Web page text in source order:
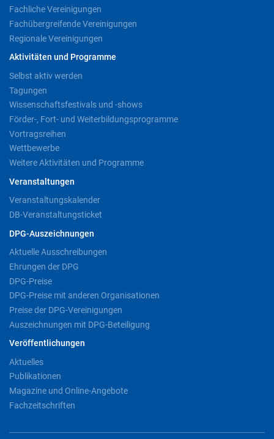
Fachliche Vereinigungen
Fachübergreifende Vereinigungen
Regionale Vereinigungen
Aktivitäten und Programme
Selbst aktiv werden
Tagungen
Wissenschaftsfestivals und -shows
Förder-, Fort- und Weiterbildungsprogramme
Vortragsreihen
Wettbewerbe
Weitere Aktivitäten und Programme
Veranstaltungen
Veranstaltungskalender
DB-Veranstaltungsticket
DPG-Auszeichnungen
Aktuelle Ausschreibungen
Ehrungen der DPG
DPG-Preise
DPG-Preise mit anderen Organisationen
Preise der DPG-Vereinigungen
Auszeichnungen mit DPG-Beteiligung
Veröffentlichungen
Aktuelles
Publikationen
Magazine und Online-Angebote
Fachzeitschriften